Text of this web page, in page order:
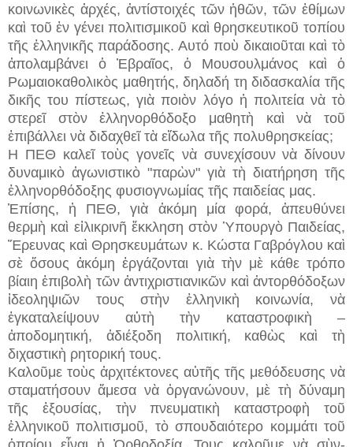
κοινωνικὲς ἀρχές, ἀντίστοιχές τῶν ἠθῶν, τῶν ἐθίμων
καὶ τοῦ ἐν γένει πολιτισμικοῦ καὶ θρησκευτικοῦ τοπίου
τῆς ἑλληνικῆς παράδοσης. Αυτό ποὺ δικαιοῦται καὶ τὸ
ἀπολαμβάνει ὁ Ἑβραῖος, ὁ Μουσουλμάνος καὶ ὁ
Ρωμαιοκαθολικὸς μαθητής, δηλαδή τη διδασκαλία τῆς
δικῆς του πίστεως, γιὰ ποιὸν λόγο ἡ πολιτεία νὰ τὸ
στερεῖ στὸν ἑλληνορθόδοξο μαθητὴ καὶ νὰ τοῦ
ἐπιβάλλει νὰ διδαχθεῖ τὰ εἴδωλα τῆς πολυθρησκείας;
Η ΠΕΘ καλεῖ τοὺς γονεῖς νὰ συνεχίσουν νὰ δίνουν
δυναμικὸ ἀγωνιστικὸ "παρὼν" γιὰ τὴ διατήρηση τῆς
ἑλληνορθόδοξης φυσιογνωμίας τῆς παιδείας μας.
Ἐπίσης, ἠ ΠΕΘ, γιὰ ἀκόμη μία φορά, ἀπευθύνει
θερμὴ καὶ εἰλικρινῆ ἔκκληση στὸν Ὑπουργὸ Παιδείας,
Ἔρευνας καὶ Θρησκευμάτων κ. Κώστα Γαβρόγλου καὶ
σὲ ὅσους ἀκόμη ἐργάζονται γιὰ τὴν μὲ κάθε τρόπο
βίαιη ἐπιβολὴ τῶν ἀντιχριστιανικῶν καὶ ἀντορθόδοξων
ἰδεοληψιῶν τους στὴν ἑλληνικὴ κοινωνία, νὰ
ἐγκαταλείψουν αὐτὴ τὴν καταστροφικὴ –
ἀποδομητική, ἀδιέξοδη πολιτική, καθὼς καὶ τὴ
διχαστικὴ ρητορική τους.
Καλοῦμε τοὺς ἀρχιτέκτονες αὐτῆς τῆς μεθόδευσης νὰ
σταματήσουν ἄμεσα νὰ ὀργανώνουν, μὲ τὴ δύναμη
τῆς ἐξουσίας, τὴν πνευματικὴ καταστροφὴ τοῦ
ἑλληνικοῦ πολιτισμοῦ, τὸ σπουδαιότερο κομμάτι τοῦ